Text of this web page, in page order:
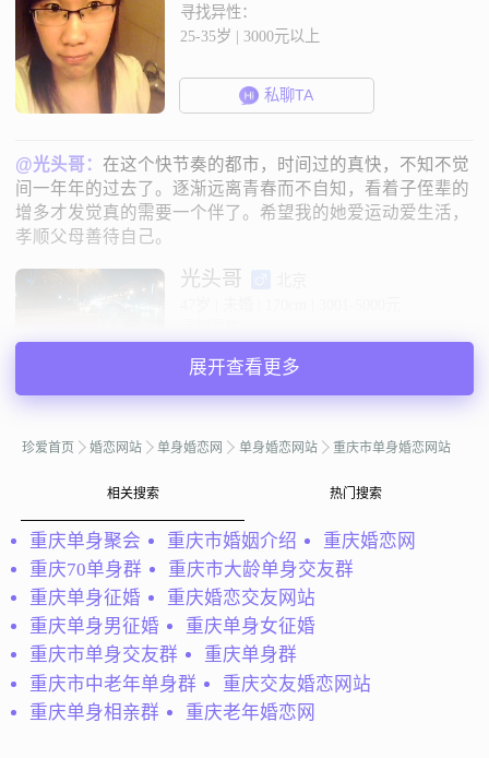
寻找异性：
25-35岁 | 3000元以上
私聊TA
@光头哥：在这个快节奏的都市，时间过的真快，不知不觉
间一年年的过去了。逐渐远离青春而不自知，看着子侄辈的
增多才发觉真的需要一个伴了。希望我的她爱运动爱生活，
孝顺父母善待自己。
光头哥
朋友相处得很好 不管是什么朋友！
爱我不爱
贵州贵阳
33岁 | 未婚 | 178cm | 3000元以下
寻找异性：
20-23岁 | 167-173cm | 未婚
私聊TA
展开查看更多
珍爱首页 婚恋网站 单身婚恋网 单身婚恋网站 重庆市单身婚恋网站
相关搜索 热门搜索
重庆单身聚会 重庆市婚姻介绍
重庆婚恋网
重庆70单身群
重庆市大龄单身交友群
重庆单身征婚
重庆婚恋交友网站
重庆单身男征婚
重庆单身女征婚
重庆市单身交友群
重庆单身群
重庆市中老年单身群
重庆交友婚恋网站
重庆单身相亲群
重庆老年婚恋网